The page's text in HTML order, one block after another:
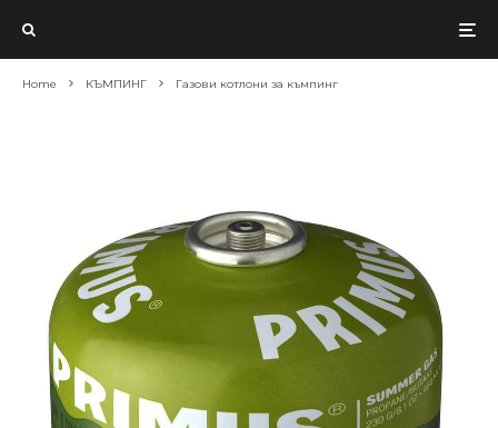
Home КЪМПИНГ Газови котлони за къмпинг